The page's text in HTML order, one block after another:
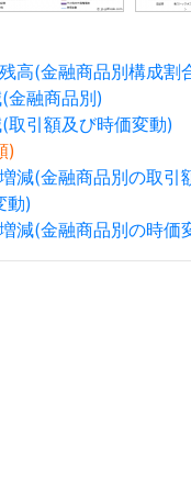
高(金融商品別構成割
金融商品別)
取引額及び時価変動)
)
減(金融商品別の取引
動)
減(金融商品別の時価